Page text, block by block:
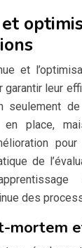
et
garantir leur
seulement
place,
de
des
mortem